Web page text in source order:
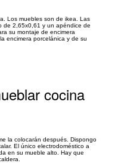
Los muebles son de ikea. Las
de 2,65x0,61 y un apéndice de
su montaje de encimera
encimera porcelánica y de su
cocina
la colocarán después. Dispongo
El único electrodoméstico a
en su mueble alto. Hay que